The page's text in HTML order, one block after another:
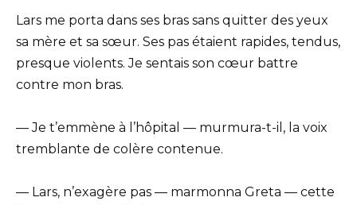
Lars me porta dans ses bras sans quitter des yeux
sa mère et sa sœur. Ses pas étaient rapides, tendus,
presque violents. Je sentais son cœur battre
contre mon bras.
— Je t’emmène à l’hôpital — murmura-t-il, la voix
tremblante de colère contenue.
— Lars, n’exagère pas — marmonna Greta — cette